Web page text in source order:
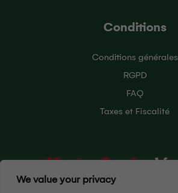
We value your privacy
Conditions
Conditions générales
RGPD
FAQ
Taxes et Fiscalité